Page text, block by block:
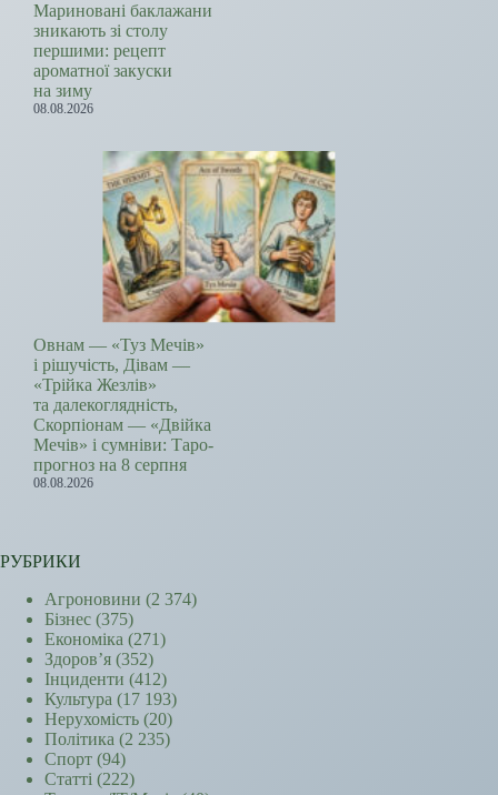
Мариновані баклажани
зникають зі столу
першими: рецепт
ароматної закуски
на зиму
08.08.2026
Овнам — «Туз Мечів»
і рішучість, Дівам —
«Трійка Жезлів»
та далекоглядність,
Скорпіонам — «Двійка
Мечів» і сумніви: Таро-
прогноз на 8 серпня
08.08.2026
РУБРИКИ
Агроновини (2 374)
Бізнес (375)
Економіка (271)
Здоров’я (352)
Інциденти (412)
Культура (17 193)
Нерухомість (20)
Політика (2 235)
Спорт (94)
Статті (222)